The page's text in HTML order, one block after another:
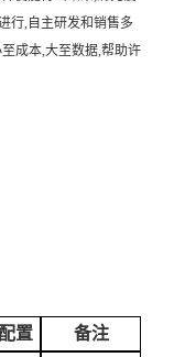
行,自主研发和销售多
成本,大至数据,帮助许
置 备注